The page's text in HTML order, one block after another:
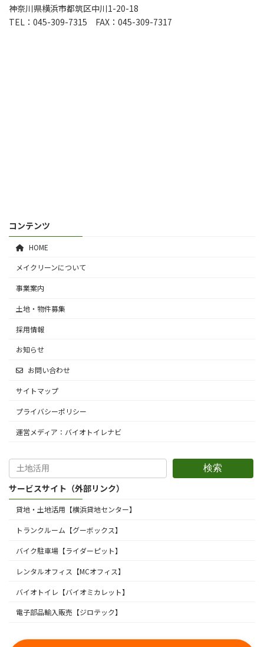
神奈川県横浜市都筑区中川1-20-18
TEL：045-309-7315 FAX：045-309-7317
コンテンツ
HOME
メイクリーンについて
事業案内
土地・物件募集
採用情報
お知らせ
お問い合わせ
サイトマップ
プライバシーポリシー
運営メディア：バイオトイレナビ
検索
サービスサイト（外部リンク）
貸地・土地活用【横浜貸地センター】
トランクルーム【グーボックス】
バイク駐車場【ライダーピット】
レンタルオフィス【MCオフィス】
バイオトイレ【バイオミカレット】
電子部品輸入販売【ジロテック】